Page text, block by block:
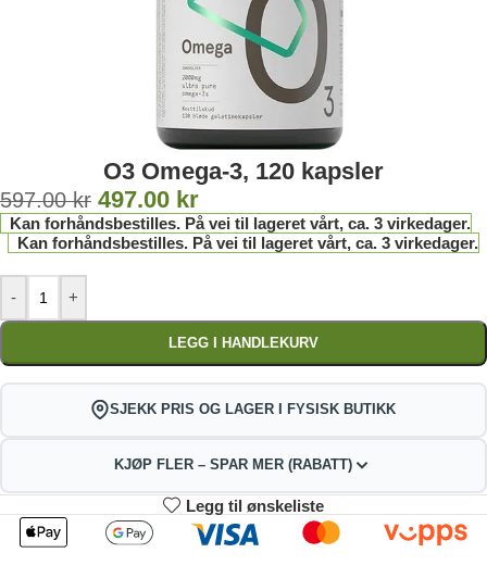
O3 Omega-3, 120 kapsler
597.00kr 497.00 kr
Kan forhåndsbestilles. På vei til lageret vårt, ca. 3 virkedager.
Kan forhåndsbestilles. På vei til lageret vårt, ca. 3 virkedager.
- +
LEGG I HANDLEKURV
SJEKK PRIS OG LAGER I FYSISK BUTIKK
KJØP FLER – SPAR MER (RABATT)
2
492.03
kr
3-4
487.06
Legg til ønskeliste